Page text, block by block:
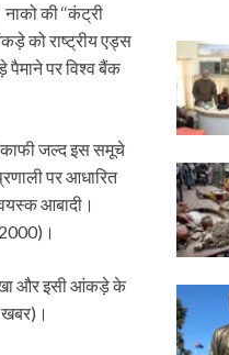
की ‘‘कंट्री
को राष्ट्रीय एड्स
पैमाने पर विश्व बैंक
काफी जल्द इस समूचे
पर आधारित
आबादी।
और इसी आंकड़े के
खबर)।